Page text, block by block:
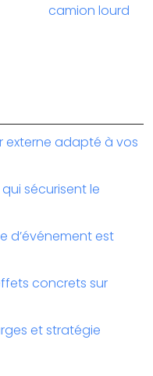
camion lourd
externe adapté à vos
sécurisent le
d’événement est
concrets sur
et stratégie